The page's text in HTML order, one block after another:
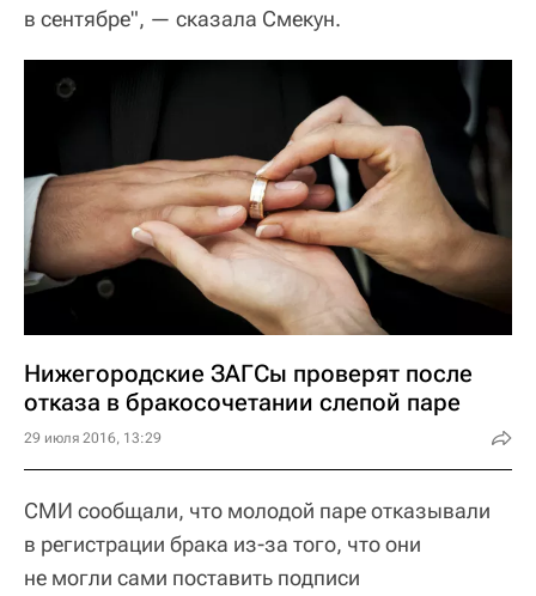
в сентябре", — сказала Смекун.
Нижегородские ЗАГСы проверят после
отказа в бракосочетании слепой паре
29 июля 2016, 13:29
СМИ сообщали, что молодой паре отказывали
в регистрации брака из-за того, что они
не могли сами поставить подписи